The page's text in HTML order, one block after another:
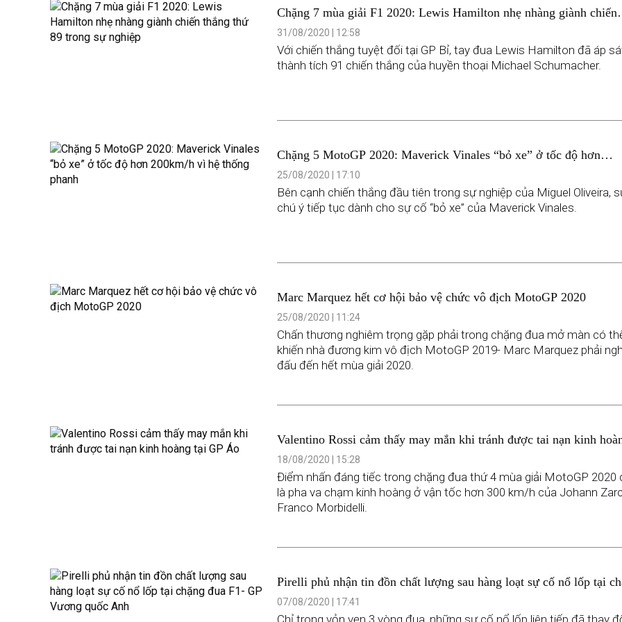
Chặng 7 mùa giải F1 2020: Lewis Hamilton nhẹ nhàng giành chiến
thắng thứ 89 trong sự nghiệp
31/08/2020 | 12:58
Với chiến thắng tuyệt đối tại GP Bỉ, tay đua Lewis Hamilton đã áp
thành tích 91 chiến thắng của huyền thoại Michael Schumacher.
Chặng 5 MotoGP 2020: Maverick Vinales “bỏ xe” ở tốc độ hơn
200km/h vì hệ thống phanh
25/08/2020 | 17:10
Bên cạnh chiến thắng đầu tiên trong sự nghiệp của Miguel Oliveira,
chú ý tiếp tục dành cho sự cố “bỏ xe” của Maverick Vinales.
Marc Marquez hết cơ hội bảo vệ chức vô địch MotoGP 2020
25/08/2020 | 11:24
Chấn thương nghiêm trọng gặp phải trong chặng đua mở màn có
khiến nhà đương kim vô địch MotoGP 2019- Marc Marquez phải
đấu đến hết mùa giải 2020.
Valentino Rossi cảm thấy may mắn khi tránh được tai nạn kinh
GP Áo
18/08/2020 | 15:28
Điểm nhấn đáng tiếc trong chặng đua thứ 4 mùa giải MotoGP 2020
là pha va chạm kinh hoàng ở vận tốc hơn 300 km/h của Johann
Franco Morbidelli.
Pirelli phủ nhận tin đồn chất lượng sau hàng loạt sự cố nổ lốp tại
đua F1- GP Vương quốc Anh
07/08/2020 | 17:41
Chỉ trong vỏn vẹn 3 vòng đua, những sự cố nổ lốp liên tiếp đã thay